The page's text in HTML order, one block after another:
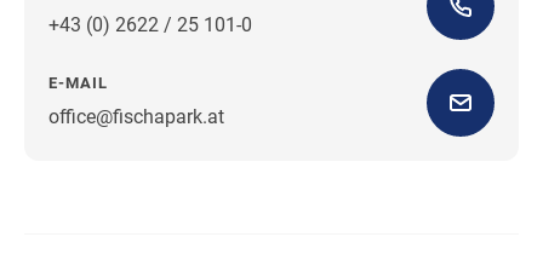
+43 (0) 2622 / 25 101-0
E-MAIL
office@fischapark.atWegbeschreibung